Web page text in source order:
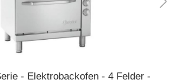
- Elektrobackofen - 4 Felder -